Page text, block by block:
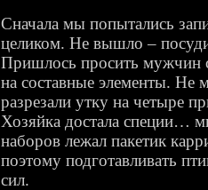
Сначала мы попытались
целиком. Не вышло –
Пришлось просить мужчин
на составные элементы. Не
разрезали утку на четыре
Хозяйка достала специи…
наборов лежал пакетик
поэтому подготавливать
сил.